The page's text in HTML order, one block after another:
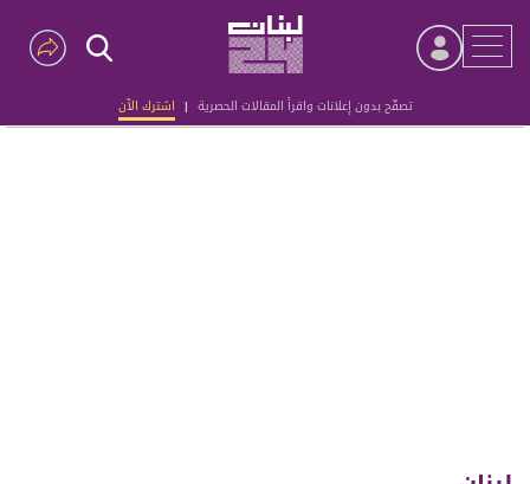
تصفّح بدون إعلانات واقرأ المقالات الحصرية | اشترك الآن
Advertisement